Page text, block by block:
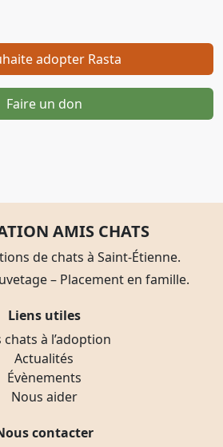
adopter Rasta
Faire un don
AMIS CHATS
de chats à Saint-Étienne.
– Placement en famille.
Liens utiles
chats à l’adoption
Actualités
Évènements
Nous aider
contacter